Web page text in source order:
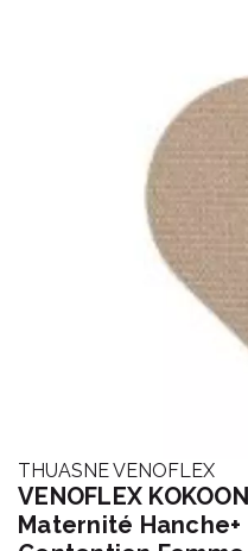
THUASNE VENOFLEX
VENOFLEX
Maternité Hanche+